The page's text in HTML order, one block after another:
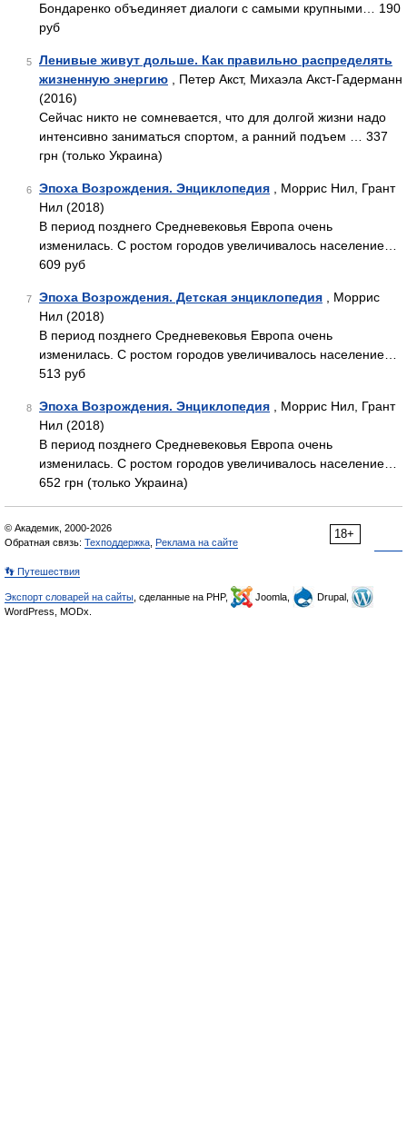
Бондаренко объединяет диалоги с самыми крупными… 190
руб
5
Ленивые живут дольше. Как правильно распределять
жизненную энергию , Петер Акст, Михаэла Акст-Гадерманн
(2016)
Сейчас никто не сомневается, что для долгой жизни надо
интенсивно заниматься спортом, а ранний подъем … 337
грн (только Украина)
6 Эпоха Возрождения. Энциклопедия , Моррис Нил, Грант
Нил (2018)
В период позднего Средневековья Европа очень
изменилась. С ростом городов увеличивалось население…
609 руб
7 Эпоха Возрождения. Детская энциклопедия , Моррис
Нил (2018)
В период позднего Средневековья Европа очень
изменилась. С ростом городов увеличивалось население…
513 руб
8 Эпоха Возрождения. Энциклопедия , Моррис Нил, Грант
Нил (2018)
В период позднего Средневековья Европа очень
изменилась. С ростом городов увеличивалось население…
652 грн (только Украина)
18+
© Академик, 2000-2026
Обратная связь: Техподдержка Реклама на сайте
👣 Путешествия
Экспорт словарей на сайты , сделанные на PHP, Joomla,
Drupal,
WordPress, MODx.